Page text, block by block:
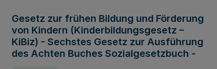
Gesetz zur frühen Bildung und Förderung
von Kindern (Kinderbildungsgesetz –
KiBiz) - Sechstes Gesetz zur Ausführung
des Achten Buches Sozialgesetzbuch -